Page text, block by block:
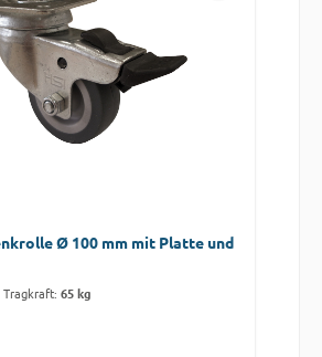
Ø 100 mm mit Platte und
Tragkraft: 65 kg